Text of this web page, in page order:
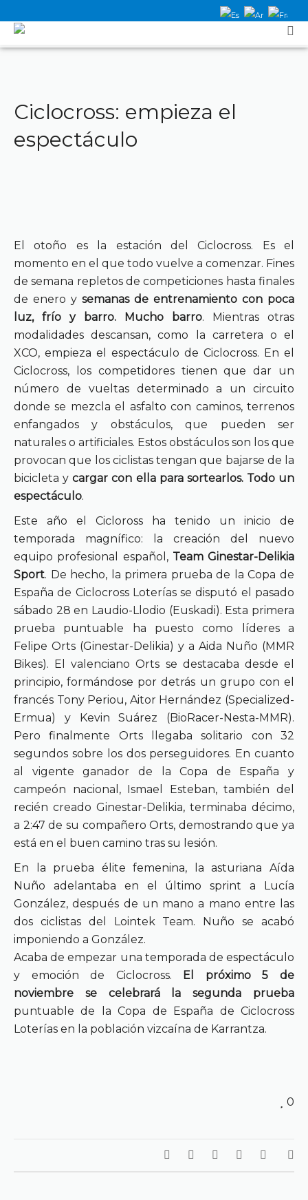
Ciclocross: empieza el
espectáculo
El otoño es la estación del Ciclocross. Es el
momento en el que todo vuelve a comenzar. Fines
de semana repletos de competiciones hasta finales
de enero y semanas de entrenamiento con poca
luz, frío y barro. Mucho barro. Mientras otras
modalidades descansan, como la carretera o el
XCO, empieza el espectáculo de Ciclocross. En el
Ciclocross, los competidores tienen que dar un
número de vueltas determinado a un circuito
donde se mezcla el asfalto con caminos, terrenos
enfangados y obstáculos, que pueden ser
naturales o artificiales. Estos obstáculos son los que
provocan que los ciclistas tengan que bajarse de la
bicicleta ycargar con ella para sortearlos. Todo un
espectáculo.
Este año el Cicloross ha tenido un inicio de
temporada magnífico: la creación del nuevo
equipo profesional español, Team Ginestar-Delikia
Sport. De hecho, la primera prueba de la Copa de
España de Ciclocross Loterías se disputó el pasado
sábado 28 en Laudio-Llodio (Euskadi). Esta primera
prueba puntuable ha puesto como líderes a
Felipe Orts (Ginestar-Delikia) y a Aida Nuño (MMR
Bikes). El valenciano Orts se destacaba desde el
principio, formándose por detrás un grupo con el
francés Tony Periou, Aitor Hernández (Specialized-
Ermua) y Kevin Suárez (BioRacer-Nesta-MMR).
Pero finalmente Orts llegaba solitario con 32
segundos sobre los dos perseguidores. En cuanto
al vigente ganador de la Copa de España y
campeón nacional, Ismael Esteban, también del
recién creado Ginestar-Delikia, terminaba décimo,
a 2:47 de su compañero Orts, demostrando que ya
está en el buen camino tras su lesión.
En la prueba élite femenina, la asturiana Aída
Nuño adelantaba en el último sprint a Lucía
González, después de un mano a mano entre las
dos ciclistas del Lointek Team. Nuño se acabó
imponiendo a González.
Acaba de empezar una temporada de espectáculo
y emoción de Ciclocross. El próximo 5 de
noviembre se celebrará la segunda prueba
puntuable de la Copa de España de Ciclocross
Loterías en la población vizcaína de Karrantza.
0